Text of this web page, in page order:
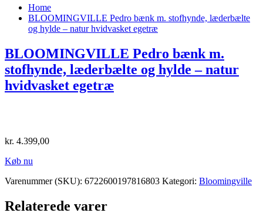
Home
BLOOMINGVILLE Pedro bænk m. stofhynde, læderbælte
og hylde – natur hvidvasket egetræ
BLOOMINGVILLE Pedro bænk m.
stofhynde, læderbælte og hylde – natur
hvidvasket egetræ
kr. 4.399,00
Køb nu
Varenummer (SKU): 6722600197816803 Kategori: Bloomingville
Relaterede varer